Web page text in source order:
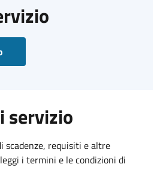
servizio
scadenze, requisiti e altre
i termini e le condizioni di